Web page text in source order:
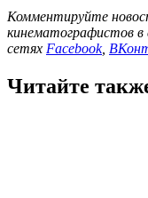
Комментируйте
кинематографистов в
сетях Facebook,
Читайте